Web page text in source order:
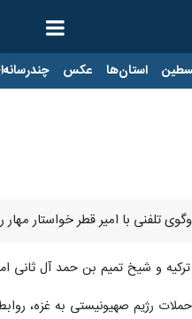
استان‌ها عکس
تلفنی با امیر قطر خواستار
ترکیه و شیخ تمیم بن حمد آل ثانی
رژیم صهیونیستی به غزه،